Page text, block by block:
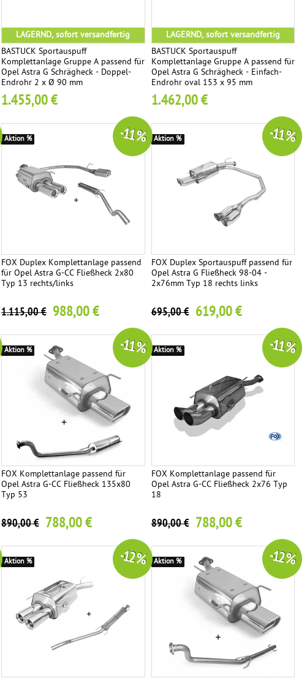
LAGERND, sofort versandfertig
BASTUCK Sportauspuff
Komplettanlage Gruppe A passend für
Opel Astra G Schrägheck - Doppel-
Endrohr 2 x Ø 90 mm
1.455,00 €
LAGERND, sofort versandfertig
BASTUCK Sportauspuff
Komplettanlage Gruppe A passend für
Opel Astra G Schrägheck - Einfach-
Endrohr oval 153 x 95 mm
1.462,00 €
FOX Duplex Komplettanlage passend
für Opel Astra G-CC Fließheck 2x80
Typ 13 rechts/links
1.115,00 € 988,00 €
-11 %
Aktion %
FOX Duplex Sportauspuff passend für
Opel Astra G Fließheck 98-04 -
2x76mm Typ 18 rechts links
695,00 € 619,00 €
-11 %
Aktion %
FOX Komplettanlage passend für
Opel Astra G-CC Fließheck 135x80
Typ 53
890,00 € 788,00 €
-11 %
Aktion %
FOX Komplettanlage passend für
Opel Astra G-CC Fließheck 2x76 Typ
18
890,00 € 788,00 €
-11 %
Aktion %
-12 %
Aktion % -12 %
Aktion %